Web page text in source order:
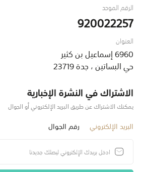
الرقم الموحد
920022257
العنوان
6960 إسماعيل بن كثير
حي البساتين ، جدة 23719
الاشتراك في النشرة الإخبارية
يمكنك الاشتراك عن طريق البريد الإلكتروني أو الجوال
البريد الإلكتروني رقم الجوال